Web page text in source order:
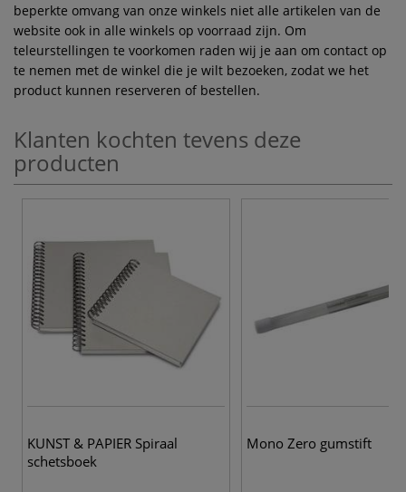
beperkte omvang van onze winkels niet alle artikelen van de
website ook in alle winkels op voorraad zijn. Om
teleurstellingen te voorkomen raden wij je aan om contact op
te nemen met de winkel die je wilt bezoeken, zodat we het
product kunnen reserveren of bestellen.
Klanten kochten tevens deze
producten
KUNST & PAPIER Spiraal
schetsboek
Mono Zero gumstift